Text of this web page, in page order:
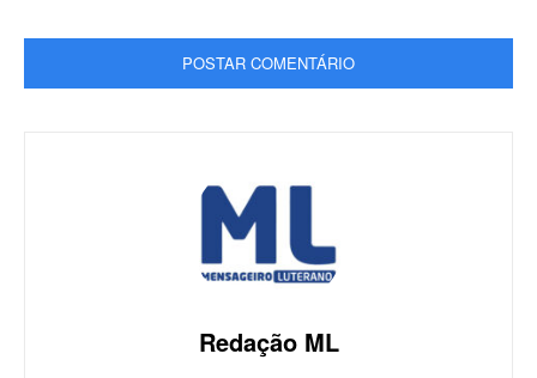
Redação ML